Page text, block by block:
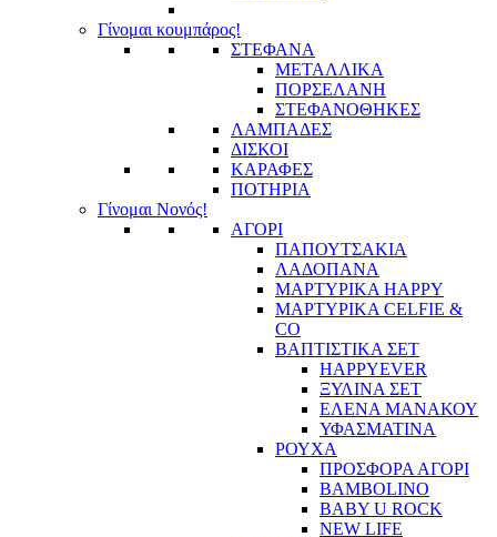
Γίνομαι κουμπάρος!
ΣΤΕΦΑΝΑ
ΜΕΤΑΛΛΙΚΑ
ΠΟΡΣΕΛΑΝΗ
ΣΤΕΦΑΝΟΘΗΚΕΣ
ΛΑΜΠΑΔΕΣ
ΔΙΣΚΟΙ
ΚΑΡΑΦΕΣ
ΠΟΤΗΡΙΑ
Γίνομαι Νονός!
ΑΓΟΡΙ
ΠΑΠΟΥΤΣΑΚΙΑ
ΛΑΔΟΠΑΝΑ
ΜΑΡΤΥΡΙΚΑ HAPPY
ΜΑΡΤΥΡΙΚΑ CELFIE &
CO
ΒΑΠΤΙΣΤΙΚΑ ΣΕΤ
HAPPYEVER
ΞΥΛΙΝΑ ΣΕΤ
ΕΛΕΝΑ ΜΑΝΑΚΟΥ
ΥΦΑΣΜΑΤΙΝΑ
ΡΟΥΧΑ
ΠΡΟΣΦΟΡΑ ΑΓΟΡΙ
BAMBOLINO
BABY U ROCK
NEW LIFE